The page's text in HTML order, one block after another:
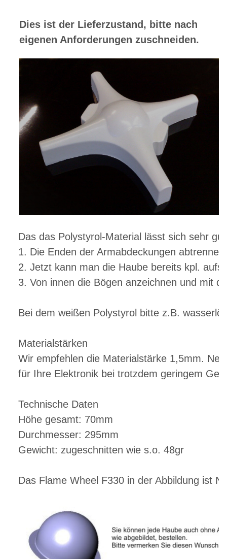
Dies ist der Lieferzustand, bitte nach
eigenen Anforderungen zuschneiden.
Das das Polystyrol-Material lässt sich sehr
1. Die Enden der Armabdeckungen abtrennen.
2. Jetzt kann man die Haube bereits kpl.
3. Von innen die Bögen anzeichnen und mit
Bei dem weißen Polystyrol bitte z.B.
Materialstärken
Wir empfehlen die Materialstärke 1,5mm.
für Ihre Elektronik bei trotzdem geringem
Technische Daten
Höhe gesamt: 70mm
Durchmesser: 295mm
Gewicht: zugeschnitten wie s.o. 48gr
Das Flame Wheel F330 in der Abbildung ist